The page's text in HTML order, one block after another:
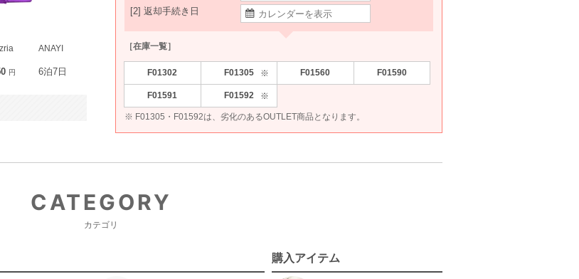
[2] 返却手続き日
［在庫一覧］
F01302 F01305 ※ F01560 F01590
F01591 F01592 ※
※ F01305・F01592は、劣化のあるOUTLET商品となります。
円
ANAYI
6泊7日
組曲プリエ
6泊7日1,980 6泊7日1,980 6泊7日 6泊7日
CATEGORY
カテゴリ
購入アイテム